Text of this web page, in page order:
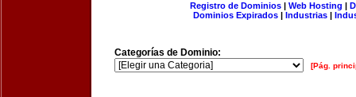
Registro de Dominios| Web Hosting |
Dominios Expirados | Industrias |
Categorías de Dominio:
[Pág.